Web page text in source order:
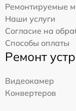
Ремонтируемые
Наши услуги
Согласие на
Способы оплаты
Ремонт
Видеокамер
Конвертеров